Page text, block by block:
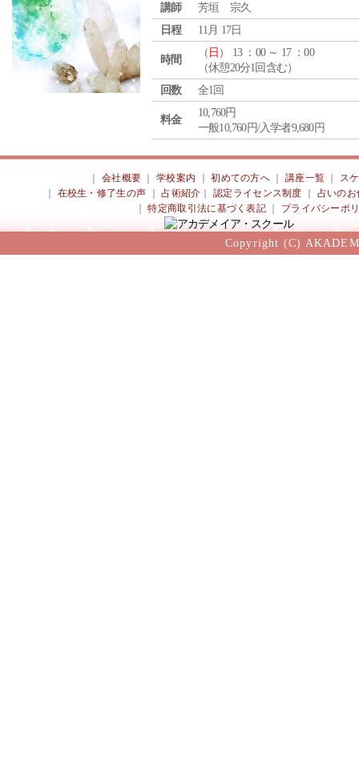
講師
芳垣 宗久
日程
11月 17日
時間
（ 日 ） 13 ：00 ～ 17 ：00
（休憩20分1回含む）
回数
全1回
料金
10,760円
一般10,760円/入学者9,680円
会社概要 ｜学校案内 ｜初めての方へ 講座一覧
ス
在校生・修了生の声 ｜占術紹介 ｜認定ライセンス制度
占いのお
｜特定商取引法に基づく表記 プライバシーポ
Copyright (C)